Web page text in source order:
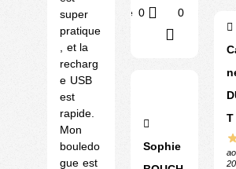
super
pratique
, et la
recharg
e USB
est
rapide.
Mon
bouledo
gue est
Utile 0 0
Sophie
T